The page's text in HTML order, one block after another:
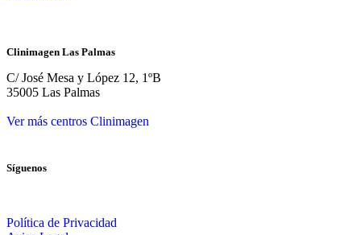
Clinimagen Las Palmas
C/ José Mesa y López 12, 1ºB
35005 Las Palmas
Ver más centros Clinimagen
Síguenos
Política de Privacidad